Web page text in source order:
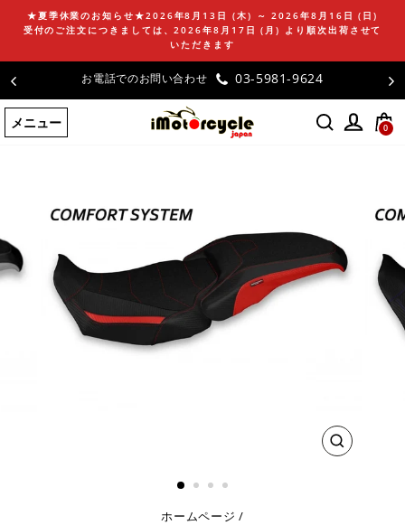
ン
ツ
に
ス
キ
★夏季休業のお知らせ★2026年8月13日 (木) ～ 2026年8月16日 (日)
受付のご注文につきましては、2026年8月17日 (月) より順次出荷させて
いただきます
お客様の声
メニュー 0
閉
ホームページ /